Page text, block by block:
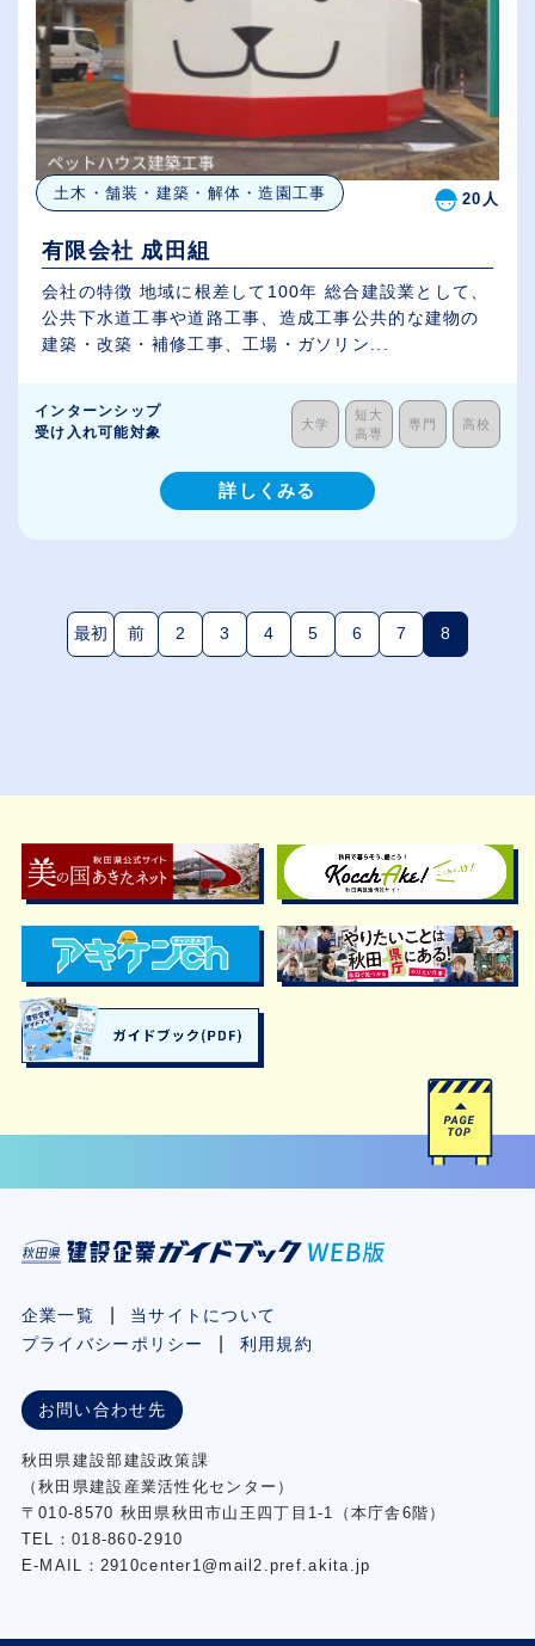
土木・舗装・建築・解体・造園工事 20人
有限会社 成田組
会社の特徴 地域に根差して100年 総合建設業として、
公共下水道工事や道路工事、造成工事公共的な建物の
建築・改築・補修工事、工場・ガソリン...
インターンシップ
受け入れ可能対象
大学
短大
高専
専門 高校
詳しくみる
最初 前 2 3 4 5 6 7 8(現在のペ
企業一覧
当サイトについて
プライバシーポリシー
利用規約
お問い合わせ先
秋⽥県建設部建設政策課
（秋⽥県建設産業活性化センター）
〒010-8570 秋田県秋田市⼭王四丁⽬1-1（本庁舎6階）
TEL：018-860-2910
E-MAIL：2910center1@mail2.pref.akita.jp